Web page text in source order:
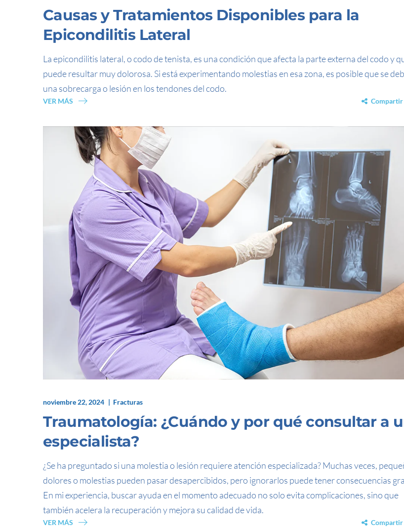
Causas y Tratamientos Disponibles para la
Epicondilitis Lateral
La epicondilitis lateral, o codo de tenista, es una condición que afecta la parte externa del codo y
puede resultar muy dolorosa. Si está experimentando molestias en esa zona, es posible que se
una sobrecarga o lesión en los tendones del codo.
VER MÁS Compartir
noviembre 22, 2024 Fracturas
Traumatología: ¿Cuándo y por qué consultar a
especialista?
¿Se ha preguntado si una molestia o lesión requiere atención especializada? Muchas veces,
dolores o molestias pueden pasar desapercibidos, pero ignorarlos puede tener consecuencias
En mi experiencia, buscar ayuda en el momento adecuado no solo evita complicaciones, sino que
también acelera la recuperación y mejora su calidad de vida.
VER MÁS Compartir